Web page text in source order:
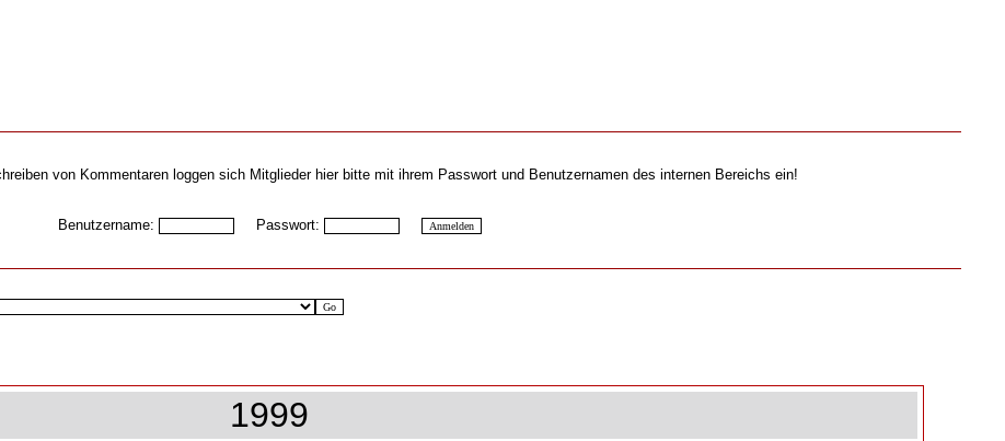
von Kommentaren loggen sich Mitglieder hier bitte mit ihrem Passwort und Benutzernamen des internen Bereichs ein!
Benutzername: Passwort:
1999